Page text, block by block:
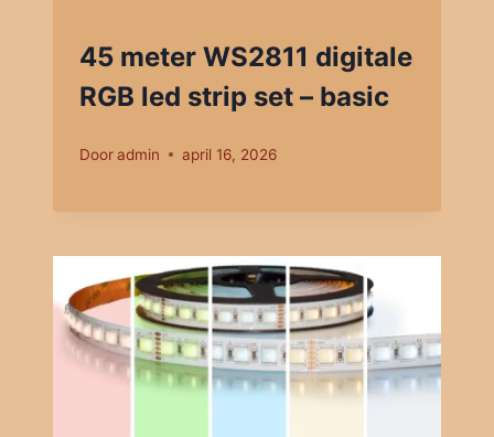
45 meter WS2811 digitale
RGB led strip set – basic
Dooradmin april 16, 2026